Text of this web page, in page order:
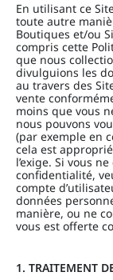
En utilisant ce
toute autre
Boutiques et/ou
compris cette
que nous
divulguions les
au travers des
vente
moins que vous
nous pouvons
(par exemple en
cela est
l’exige. Si vous
confidentialité,
compte
données
manière, ou ne
vous est offerte
1. TRAITEMENT